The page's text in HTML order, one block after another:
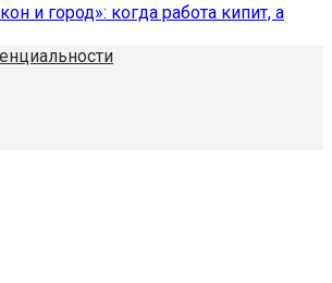
и город»: когда работа кипит, а